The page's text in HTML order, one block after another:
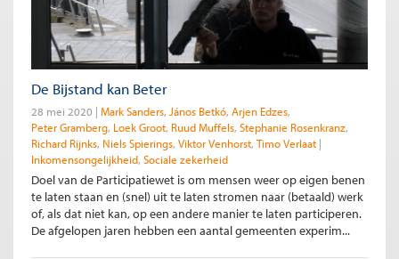
De Bijstand kan Beter
28 mei 2020 Mark Sanders János Betkó Arjen Edzes
Peter Gramberg Loek Groot Ruud Muffels Stephanie Rosenkranz
Richard Rijnks Niels Spierings Viktor Venhorst Timo Verlaat
Inkomensongelijkheid Sociale zekerheid
Doel van de Participatiewet is om mensen weer op eigen benen
te laten staan en (snel) uit te laten stromen naar (betaald) werk
of, als dat niet kan, op een andere manier te laten participeren.
De afgelopen jaren hebben een aantal gemeenten experim...